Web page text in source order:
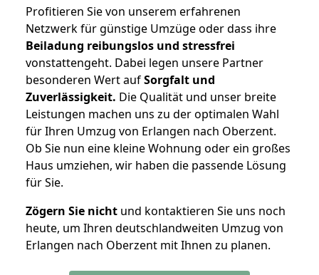
Profitieren Sie von unserem erfahrenen
Netzwerk für günstige Umzüge oder dass ihre
Beiladung reibungslos und stressfrei
vonstattengeht. Dabei legen unsere Partner
besonderen Wert aufSorgfalt und
Zuverlässigkeit. Die Qualität und unser breite
Leistungen machen uns zu der optimalen Wahl
für Ihren Umzug von Erlangen nach Oberzent.
Ob Sie nun eine kleine Wohnung oder ein großes
Haus umziehen, wir haben die passende Lösung
für Sie.
Zögern Sie nicht und kontaktieren Sie uns noch
heute, um Ihren deutschlandweiten Umzug von
Erlangen nach Oberzent mit Ihnen zu planen.